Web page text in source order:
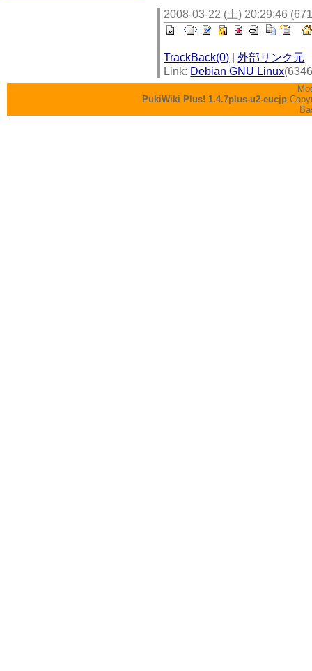
2008-03-22 (土) 20:29:46
TrackBack(0) |外部リンク元
Link: Debian GNU Linux
PukiWiki Plus! 1.4.7plus-u2-eucjp